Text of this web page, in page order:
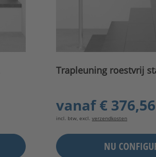
Trapleuning roestvrij
vanaf€ 376,56
incl. btw, excl. verzendkosten
NU